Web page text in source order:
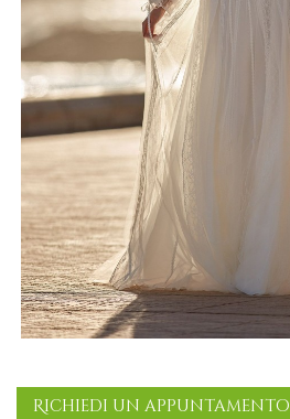
Richiedi un appuntamento